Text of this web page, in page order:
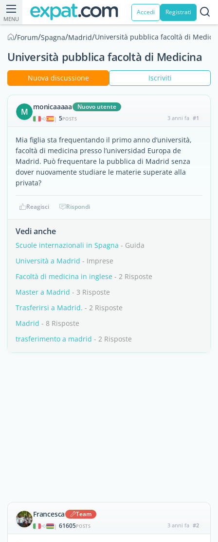
MENU
Accedi Registrati
/Forum/Spagna/Madrid/Università pubblica facoltà di
Università pubblica facoltà di Medicina
Nuova discussione Iscriviti
M monicaaaaa Nuovo utente
| 5POSTS 3 anni fa #1
Mia figlia sta frequentando il primo anno d’università,
facoltà di medicina presso l’universidad Europa de
Madrid. Può frequentare la pubblica di Madrid senza
dover nuovamente studiare le materie superate alla
privata?
Reagisci Rispondi
Vedi anche
Scuole internazionali in Spagna - Guida
Università a Madrid - Imprese
Facoltà di medicina in inglese - 2 Risposte
Master a Madrid - 3 Risposte
Trasferirsi a Madrid. - 2 Risposte
Madrid - 8 Risposte
trasferimento a madrid - 2 Risposte
Francesca Team
| 61605POSTS 3 anni fa #2